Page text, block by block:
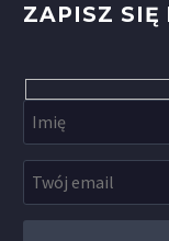
ZAPISZ SIĘ